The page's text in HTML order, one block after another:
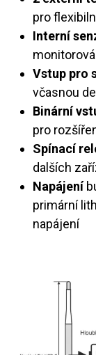
pro
Interní
Vstup pro
včasnou
Binární
pro
Spínací
dalších
Napájení
primární
napájení